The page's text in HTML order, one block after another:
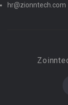
hr@zionntech.com